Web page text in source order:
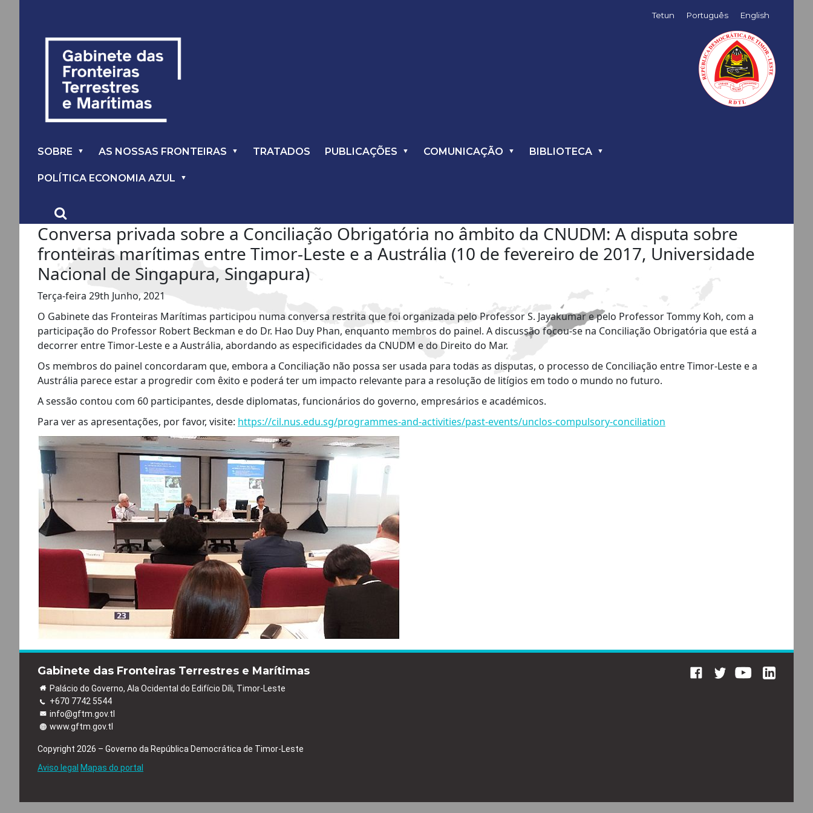
English
Português
Tetun
SOBRE AS NOSSAS FRONTEIRAS TRATADOS PUBLICAÇÕES COMUNICAÇÃO BIBLIOTECA
POLÍTICA ECONOMIA AZUL
Conversa privada sobre a Conciliação Obrigatória no âmbito da CNUDM: A disputa sobre
fronteiras marítimas entre Timor-Leste e a Austrália (10 de fevereiro de 2017, Universidade
Nacional de Singapura, Singapura)
Terça-feira 29th Junho, 2021
O Gabinete das Fronteiras Marítimas participou numa conversa restrita que foi organizada pelo Professor S. Jayakumar e pelo Professor Tommy Koh, com a
participação do Professor Robert Beckman e do Dr. Hao Duy Phan, enquanto membros do painel. A discussão focou-se na Conciliação Obrigatória que está a
decorrer entre Timor-Leste e a Austrália, abordando as especificidades da CNUDM e do Direito do Mar.
Os membros do painel concordaram que, embora a Conciliação não possa ser usada para todas as disputas, o processo de Conciliação entre Timor-Leste e a
Austrália parece estar a progredir com êxito e poderá ter um impacto relevante para a resolução de litígios em todo o mundo no futuro.
A sessão contou com 60 participantes, desde diplomatas, funcionários do governo, empresários e académicos.
Para ver as apresentações, por favor, visite: https://cil.nus.edu.sg/programmes-and-activities/past-events/unclos-compulsory-conciliation
Gabinete das Fronteiras Terrestres e Marítimas
Palácio do Governo, Ala Ocidental do Edifício Díli, Timor-Leste
+670 7742 5544
info@gftm.gov.tl
www.gftm.gov.tl
Copyright 2026 – Governo da República Democrática de Timor-Leste
Aviso legal Mapas do portal